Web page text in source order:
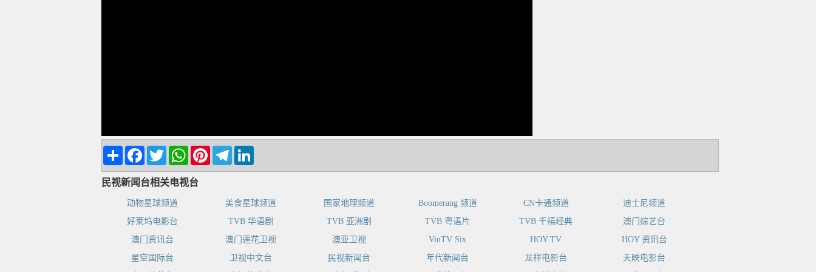
Share FacebookTwitter WhatsAppPinterest Telegram
民视新闻台相关电视台
动物星球频道 美食星球频道 国家地理频道 Boomerang 频道 CN卡通频道
迪士尼频道
好莱坞电影台
TVB 华语剧 TVB 亚洲剧 TVB 粤语片 TVB 千禧经典
澳门综艺台
澳门资讯台
澳门莲花卫视 澳亚卫视 ViuTV Six HOY TV
HOY 资讯台
星空国际台
卫视中文台 民视新闻台 年代新闻台 龙祥电影台
天映电影台